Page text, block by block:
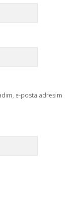
e-posta adresim